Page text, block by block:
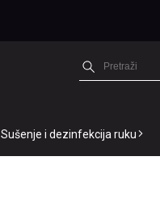
Sušenje i dezinfekcija ruku